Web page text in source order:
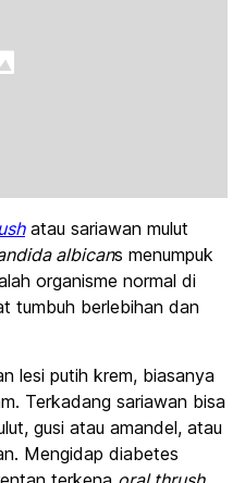
atau sariawan mulut
albicans menumpuk
organisme normal di
tumbuh berlebihan dan
lesi putih krem, biasanya
Terkadang sariawan bisa
gusi atau amandel, atau
Mengidap diabetes